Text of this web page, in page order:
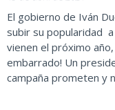
El gobierno de Iván
subir su popularidad
vienen el próximo
embarrado! Un
campaña prometen y